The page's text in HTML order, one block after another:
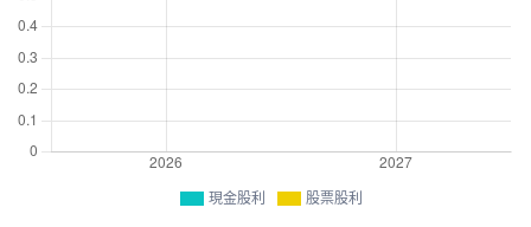
現金股利 股票股利